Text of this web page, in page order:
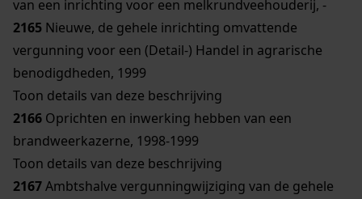
van een inrichting voor een melkrundveehouderij, -
2165 Nieuwe, de gehele inrichting omvattende
vergunning voor een (Detail-) Handel in agrarische
benodigdheden, 1999
Toon details van deze beschrijving
2166 Oprichten en inwerking hebben van een
brandweerkazerne, 1998-1999
Toon details van deze beschrijving
2167Ambtshalve vergunningwijziging van de gehele